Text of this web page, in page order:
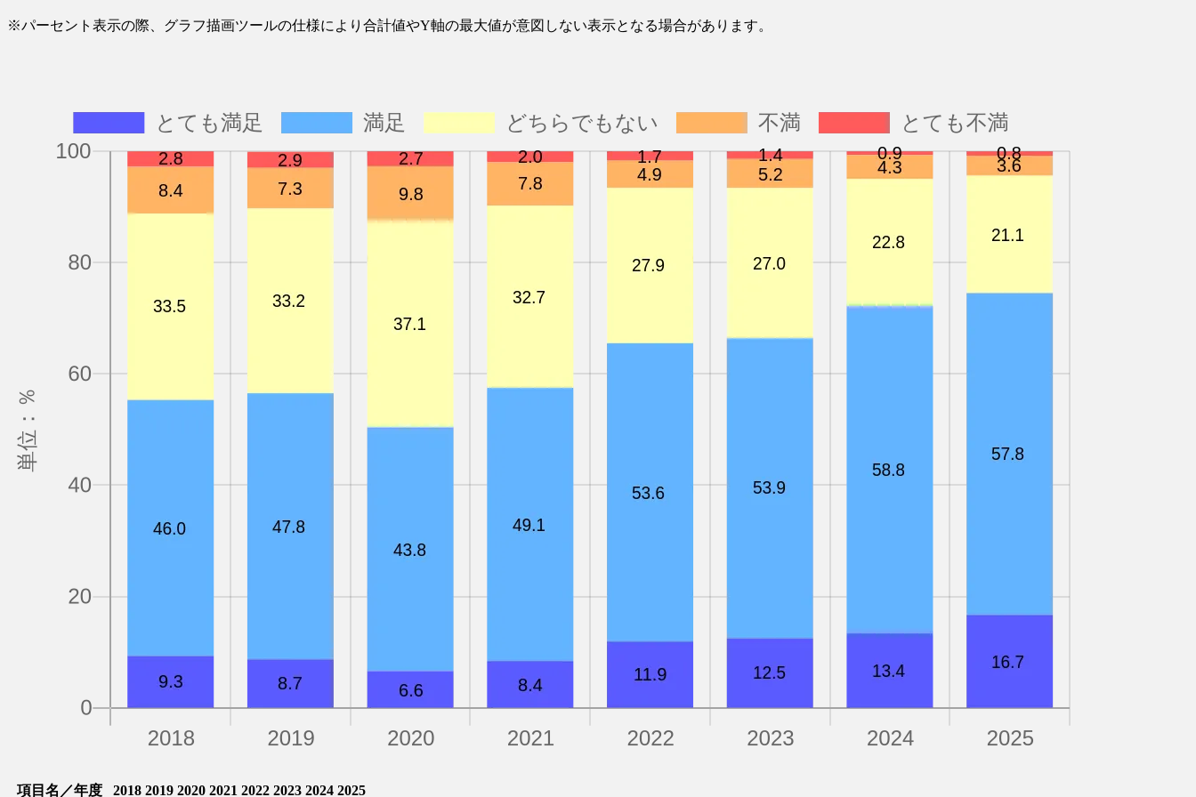
※パーセント表示の際、グラフ描画ツールの仕様により合計値やY軸の最大値が意図しない表示となる場合があります。
項目名／年度 2018 2019 2020 2021 2022 2023 2024 2025